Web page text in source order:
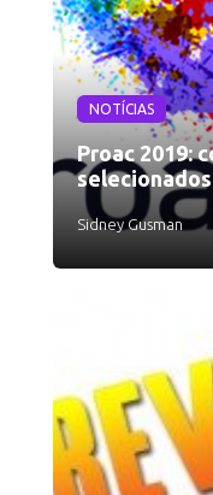
NOTÍCIAS
Proac 2019:
selecionados
Sidney Gusman